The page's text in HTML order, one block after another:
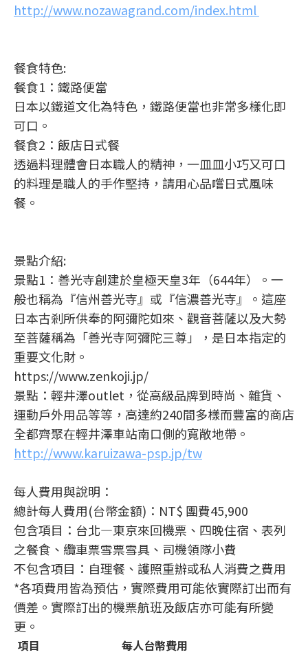
http://www.nozawagrand.com/index.html
餐食特色:
餐食1：鐵路便當
日本以鐵道文化為特色，鐵路便當也非常多樣化即
可口。
餐食2：飯店日式餐
透過料理體會日本職人的精神，一皿皿小巧又可口
的料理是職人的手作堅持，請用心品嚐日式風味
餐。
景點介紹:
景點1：善光寺創建於皇極天皇3年（644年）。一
般也稱為『信州善光寺』或『信濃善光寺』。這座
日本古剎所供奉的阿彌陀如來、觀音菩薩以及大勢
至菩薩稱為「善光寺阿彌陀三尊」，是日本指定的
重要文化財。
https://www.zenkoji.jp/
景點：輕井澤outlet，從高級品牌到時尚、雜貨、
運動戶外用品等等，高達約240間多樣而豐富的商店
全都齊聚在輕井澤車站南口側的寬敞地帶。
http://www.karuizawa-psp.jp/tw
每人費用與說明：
總計每人費用(台幣金額)：NT$ 團費45,900
包含項目：台北—東京來回機票、四晚住宿、表列
之餐食、纜車票雪票雪具、司機領隊小費
不包含項目：自理餐、護照重辦或私人消費之費用
*各項費用皆為預估，實際費用可能依實際訂出而有
價差。實際訂出的機票航班及飯店亦可能有所變
更。
項目 每人台幣費用